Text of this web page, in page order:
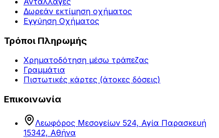
Δωρεάν εκτίμηση οχήματος
Εγγύηση Οχήματος
Τρόποι Πληρωμής
Χρηματοδότηση μέσω τράπεζας
Γραμμάτια
Πιστωτικές κάρτες (άτοκες δόσεις)
Επικοινωνία
Λεωφόρος Μεσογείων 524, Αγία Παρασκευή
15342, Αθήνα